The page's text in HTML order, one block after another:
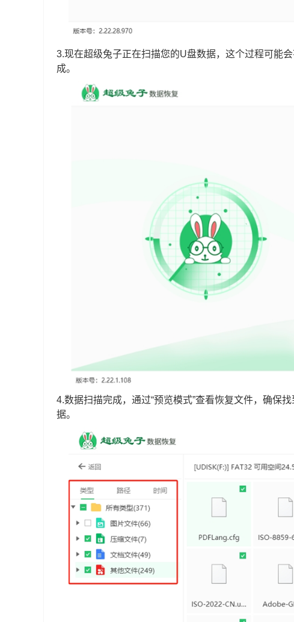
3.现在超级兔子正在扫描您的U盘数据，这个过程可能
成。
4.数据扫描完成，通过“预览模式”查看恢复文件，确保
据。